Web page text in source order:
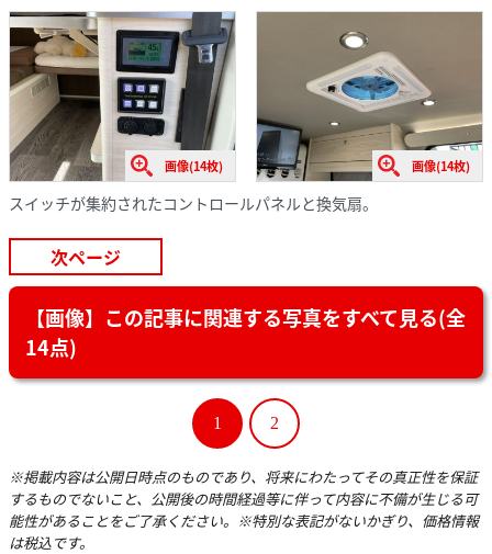
画像(14枚) 画像(14枚)
スイッチが集約されたコントロールパネルと換気扇。
次ページ
【画像】この記事に関連する写真をすべて見る(全
14点)
1 2
※掲載内容は公開日時点のものであり、将来にわたってその真正性を保証
するものでないこと、公開後の時間経過等に伴って内容に不備が生じる可
能性があることをご了承ください。※特別な表記がないかぎり、価格情報
は税込です。